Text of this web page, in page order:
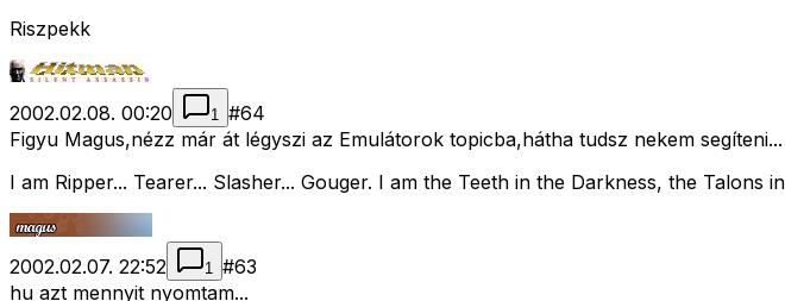
Riszpekk
2002.02.08. 00:20 1 #64
Figyu Magus,nézz már át légyszi az Emulátorok topicba,hátha tudsz nekem segíteni...
I am Ripper... Tearer... Slasher... Gouger. I am the Teeth in the Darkness, the
2002.02.07. 22:52 1 #63
hu azt mennyit nyomtam...